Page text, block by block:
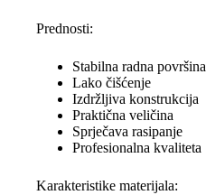
Prednosti:
Stabilna radna površina
Lako čišćenje
Izdržljiva konstrukcija
Praktična veličina
Sprječava rasipanje
Profesionalna kvaliteta
Karakteristike materijala: